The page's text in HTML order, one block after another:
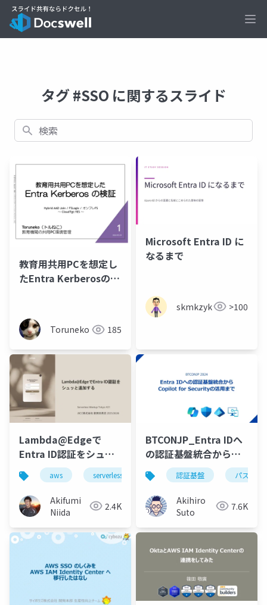
タグ #SSO に関するスライド
検索
教育用共用PCを想定し
たEntra Kerberosの検
Toruneko 185
Microsoft Entra ID に
なるまで
skmkzyk >100
Lambda@Edgeで
Entra ID認証をシュッ
と追加する
aws serverless
Akifumi
Niida
2.4K
BTCONJP_Entra IDへ
の認証基盤統合から
Copilot for Security
の活用まで
認証基盤 パスワー
Akihiro
Suto
7.6K